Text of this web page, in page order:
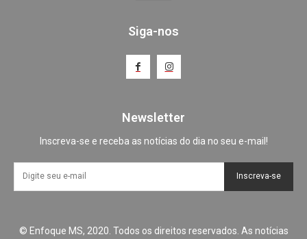
Siga-nos
Newsletter
Inscreva-se e receba as notícias do dia no seu e-mail!
Inscreva-se
© Enfoque MS, 2020. Todos os direitos reservados. As notícias